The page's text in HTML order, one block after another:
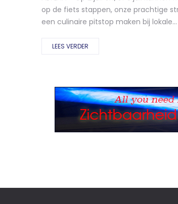
op de fiets stappen, onze prachtige
een culinaire pitstop maken bij lokale...
LEES VERDER